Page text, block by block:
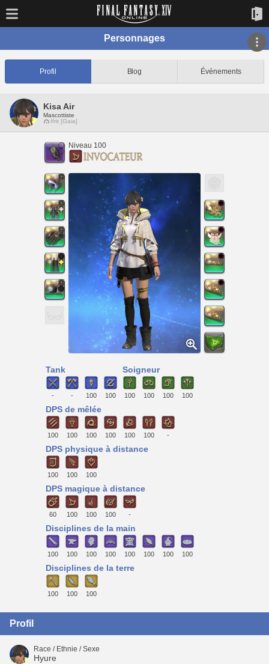
Personnages
Profil Blog Événements
Kisa Air
Mascottiste
Ifrit [Gaia]
Niveau 100
Tank
- - 100 100
Soigneur
100 100 100 100
DPS de mêlée
100 100 100 100 100 100 -
DPS physique à distance
100 100 100
DPS magique à distance
60 100 100 100 -
Disciplines de la main
100 100 100 100 100 100 100 100
Disciplines de la terre
100 100 100
Profil
Race / Ethnie / Sexe
Hyure